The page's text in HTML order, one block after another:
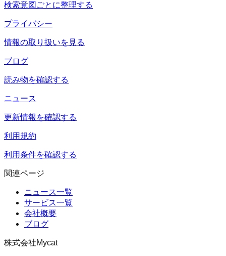
検索意図ごとに整理する
プライバシー
情報の取り扱いを見る
ブログ
読み物を確認する
ニュース
更新情報を確認する
利用規約
利用条件を確認する
関連ページ
ニュース一覧
サービス一覧
会社概要
ブログ
株式会社Mycat